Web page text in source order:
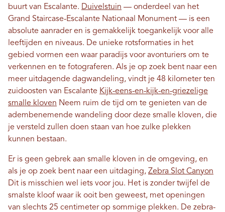
buurt van Escalante. Duivelstuin — onderdeel van het
Grand Staircase-Escalante Nationaal Monument — is een
absolute aanrader en is gemakkelijk toegankelijk voor alle
leeftijden en niveaus. De unieke rotsformaties in het
gebied vormen een waar paradijs voor avonturiers om te
verkennen en te fotograferen. Als je op zoek bent naar een
meer uitdagende dagwandeling, vindt je 48 kilometer ten
zuidoosten van Escalante Kijk-eens-en-kijk-en-griezelige
smalle kloven Neem ruim de tijd om te genieten van de
adembenemende wandeling door deze smalle kloven, die
je versteld zullen doen staan ​​van hoe zulke plekken
kunnen bestaan.
Er is geen gebrek aan smalle kloven in de omgeving, en
als je op zoek bent naar een uitdaging, Zebra Slot Canyon
Dit is misschien wel iets voor jou. Het is zonder twijfel de
smalste kloof waar ik ooit ben geweest, met openingen
van slechts 25 centimeter op sommige plekken. De zebra-